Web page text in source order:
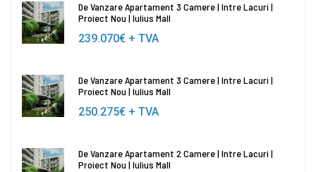
De Vanzare Apartament 3 Camere | Intre Lacuri |
Proiect Nou | Iulius Mall
239.070€ + TVA
De Vanzare Apartament 3 Camere | Intre Lacuri |
Proiect Nou | Iulius Mall
250.275€ + TVA
De Vanzare Apartament 2 Camere | Intre Lacuri |
Proiect Nou | Iulius Mall